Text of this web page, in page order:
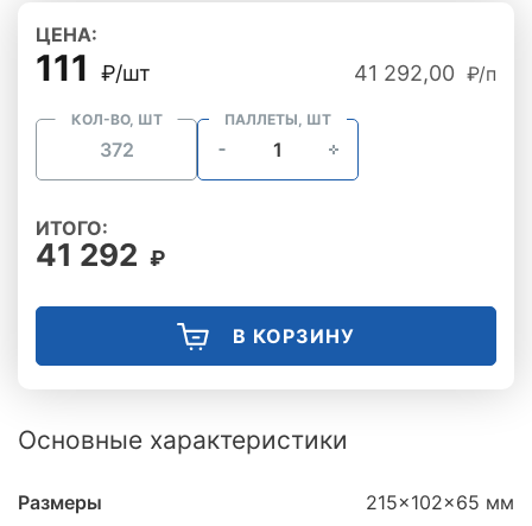
ЦЕНА:
111 ₽/шт 41 292,00 ₽/п
КОЛ-ВО, ШТ ПАЛЛЕТЫ, ШТ
ИТОГО:
41 292 ₽
В КОРЗИНУ
Основные характеристики
Размеры 215x102x65 мм